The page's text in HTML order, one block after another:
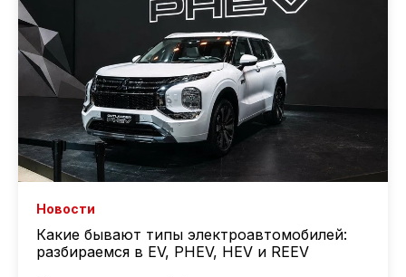
Новости
Какие бывают типы электроавтомобилей:
разбираемся в EV, PHEV, HEV и REEV